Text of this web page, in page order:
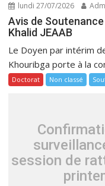
lundi 27/07/2026
Avis de
Khalid JEAAB
Le Doyen par intérim
Khouribga porte à la
Doctorat Non classé
session de